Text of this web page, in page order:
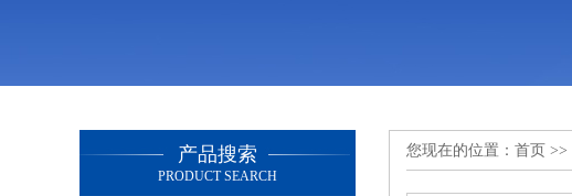
产品搜索
PRODUCT SEARCH
您现在的位置： 首页 >>